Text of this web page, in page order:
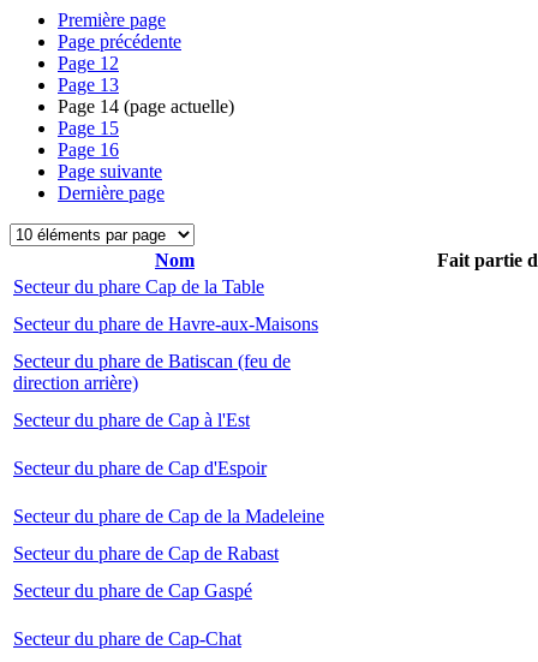
Première page
Page précédente
Page 12
Page 13
Page 14 (page actuelle)
Page 15
Page 16
Page suivante
Dernière page
Nom
Fait partie
Secteur du phare Cap de la Table
Secteur du phare de Havre-aux-Maisons
Secteur du phare de Batiscan (feu de
direction arrière)
Secteur du phare de Cap à l'Est
Secteur du phare de Cap d'Espoir
Secteur du phare de Cap de la Madeleine
Secteur du phare de Cap de Rabast
Secteur du phare de Cap Gaspé
Secteur du phare de Cap-Chat